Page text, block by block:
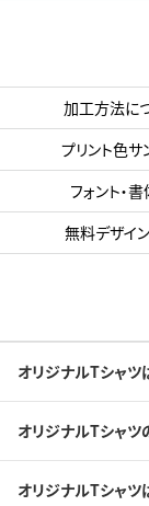
加工方法に
プリント色サ
フォント・
無料デザイ
オリジナルTシャツ
オリジナルTシャツ
オリジナルTシャツ